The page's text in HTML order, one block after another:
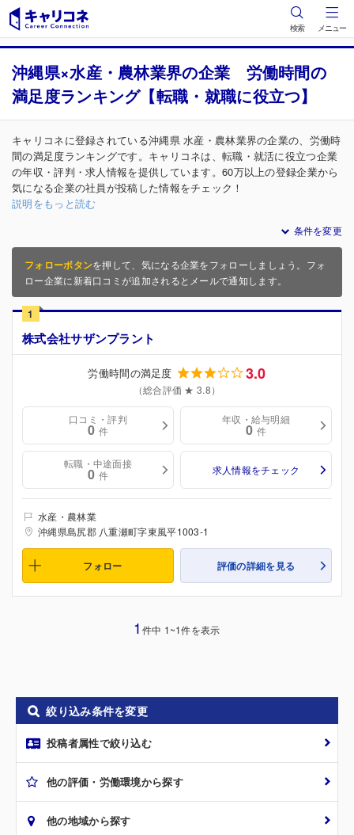
検索 メニュー
沖縄県×水産・農林業界の企業 労働時間の
満足度ランキング【転職・就職に役立つ】
キャリコネに登録されている沖縄県 水産・農林業界の企業の、労働時
間の満足度ランキングです。キャリコネは、転職・就活に役立つ企業
の年収・評判・求人情報を提供しています。60万以上の登録企業から
気になる企業の社員が投稿した情報をチェック！
説明をもっと読む
条件を変更
フォローボタンを押して、気になる企業をフォローしましょう。フォ
ロー企業に新着口コミが追加されるとメールで通知します。
1
株式会社サザンプラント
労働時間の満足度 3.0
（総合評価 ★ 3.8）
口コミ・評判
0 件
年収・給与明細
0 件
転職・中途面接
0 件 求人情報をチェック
水産・農林業
沖縄県島尻郡 八重瀬町字東風平1003-1
フォロー 評価の詳細を見る
1 件中 1~1件を表示
絞り込み条件を変更
投稿者属性で絞り込む
他の評価・労働環境から探す
他の地域から探す